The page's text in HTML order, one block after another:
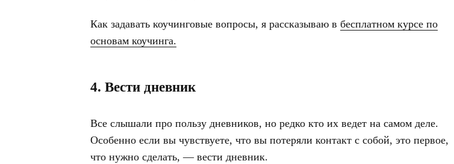
Как задавать коучинговые вопросы, я рассказываю в бесплатном курсе по
основам коучинга.
4. Вести дневник
Все слышали про пользу дневников, но редко кто их ведет на самом деле.
Особенно если вы чувствуете, что вы потеряли контакт с собой, это первое,
что нужно сделать, — вести дневник.